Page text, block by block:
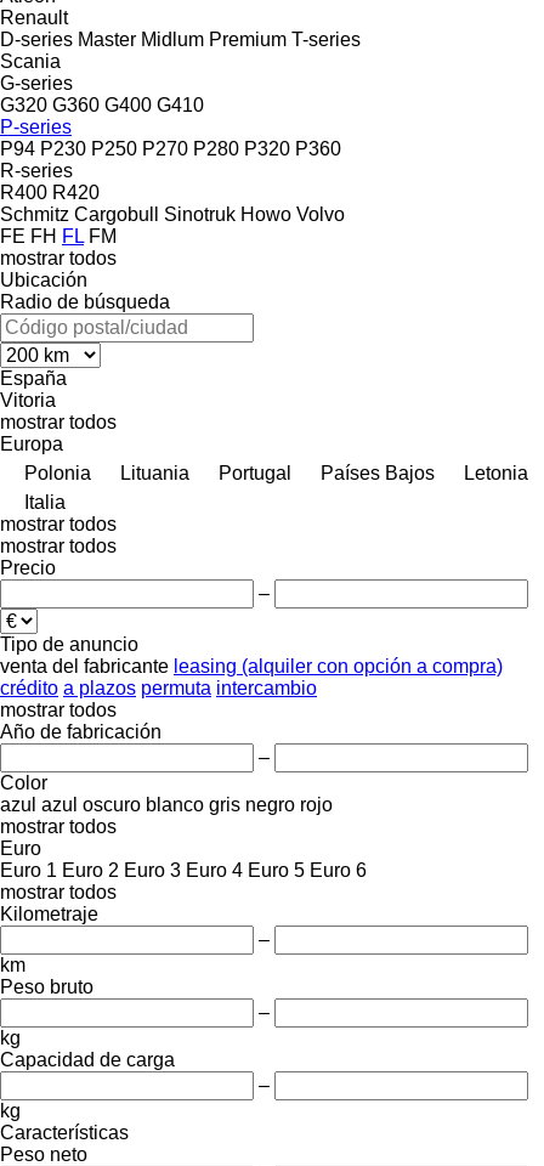
Renault
D-series Master Midlum Premium T-series
Scania
G-series
G320 G360 G400 G410
P-series
P94 P230 P250 P270 P280 P320 P360
R-series
R400 R420
Schmitz Cargobull
Sinotruk Howo Volvo
FE FH FL FM
mostrar todos
Ubicación
Radio de búsqueda
España
Vitoria
mostrar todos
Europa
Polonia
Lituania Portugal Países Bajos
Letonia
Italia
mostrar todos
mostrar todos
Precio
–
Tipo de anuncio
venta del fabricante leasing (alquiler con opción a compra)
crédito a plazos permuta intercambio
mostrar todos
Año de fabricación
–
Color
azul azul oscuro blanco gris negro rojo
mostrar todos
Euro
Euro 1 Euro 2 Euro 3 Euro 4 Euro 5 Euro 6
mostrar todos
Kilometraje
–
km
Peso bruto
–
kg
Capacidad de carga
–
kg
Características
Peso neto